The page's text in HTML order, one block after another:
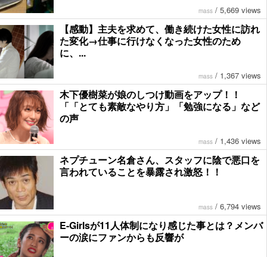
mass / 5,669 views
【感動】主夫を求めて、働き続けた女性に訪れ
た変化→仕事に行けなくなった女性のため
に、...
mass / 1,367 views
木下優樹菜が娘のしつけ動画をアップ！！
「「とても素敵なやり方」「勉強になる」など
の声
mass / 1,436 views
ネプチューン名倉さん、スタッフに陰で悪口を
言われていることを暴露され激怒！！
mass / 6,794 views
E-Girlsが11人体制になり感じた事とは？メンバ
ーの涙にファンからも反響が